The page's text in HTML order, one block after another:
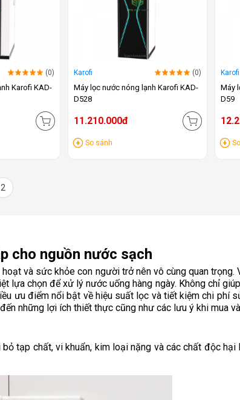
(0)
Karofi KAD-
Karofi (0)
Máy lọc nước nóng lạnh Karofi KAD-
D528
11.210.000đ
So sánh
Karofi
Máy
D59
2
cho nguồn nước sạch
và sức khỏe con người trở nên vô cùng quan trọng.
lựa chọn để xử lý nước uống hàng ngày. Không chỉ
ưu điểm nổi bật về hiệu suất lọc và tiết kiệm chi phí
những lợi ích thiết thực cũng như các lưu ý khi mua
tạp chất, vi khuẩn, kim loại nặng và các chất độc hại